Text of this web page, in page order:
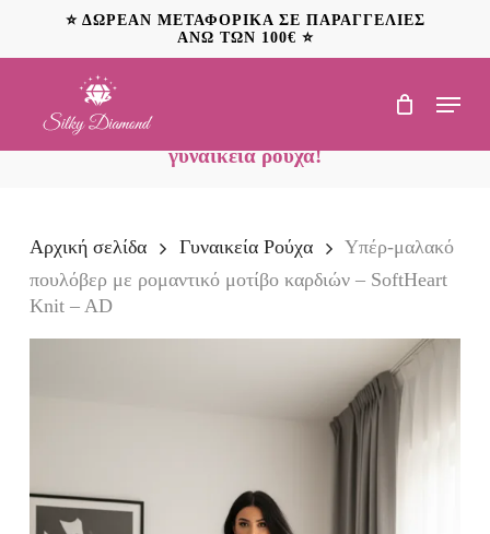
main
⭐ ΔΩΡΕΑΝ ΜΕΤΑΦΟΡΙΚΑ ΣΕ ΠΑΡΑΓΓΕΛΙΕΣ
ΑΝΩ ΤΩΝ 100€ ⭐
Menu
NEO: Ανακαλύψτε
γυναικεία ρούχα!
Αρχική σελίδα Γυναικεία Ρούχα
Υπέρ‑μαλακό
πουλόβερ με ρομαντικό μοτίβο καρδιών – SoftHeart
Knit – AD